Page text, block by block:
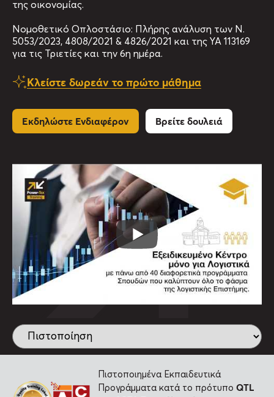
της οικονομίας.
Νομοθετικό Οπλοστάσιο: Πλήρης ανάλυση των Ν.
5053/2023, 4808/2021 & 4826/2021 και της ΥΑ 113169
για τις Τριετίες και την 6η ημέρα.
Κλείστε δωρεάν το πρώτο μάθημα
Εκδηλώστε Ενδιαφέρον Βρείτε δουλειά
Πιστοποιημένα Εκπαιδευτικά
Προγράμματα κατά το πρότυπο QTL